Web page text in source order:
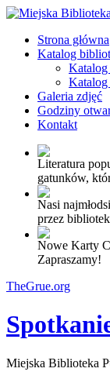
Strona główna
Katalog
Galeria zdjęć
Godziny
Kontakt
Literatura
gatunków,
Nasi
przez
Nowe Karty
Zapraszamy!
TheGrue.org
Miejska Biblioteka